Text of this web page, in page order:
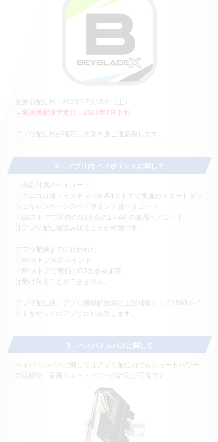
変更前配信日：2023年7月15日（土）
→変更後配信予定日：2023年7月下旬
アプリ配信日が確定し次第再度ご連絡致します。
２．アプリ内 ベイポイントに関して
・商品付属のベイコード
・コロコロ魂フェスティバル/B4ストアで実施のスタートダッ
シュキャンペーンのベイポイント賞ベイコード
・B4ストアで実施のG3大会の1～4位の景品ベイコード
はアプリ配信後読み取ることが可能です。
アプリ配信までに行われた
・B4ストア来店ポイント
・B4ストアで実施のG3大会参加賞
は受け取ることができません。
アプリ配信後、アプリ機能解放時に上記補填として1500ポイ
ントをすべてのアプリに配布致します。
３．ベイバトルパスに関して
ベイバトルパスに関してはアプリ配信前でもシュートパワー
の記録や、最高シュートパワーの計測が可能です。